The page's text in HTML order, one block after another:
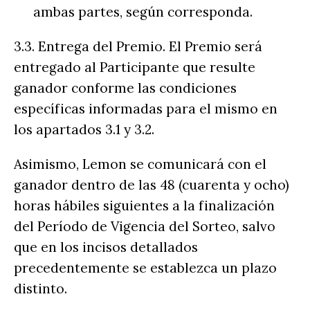
ambas partes, según corresponda.
3.3. Entrega del Premio. El Premio será
entregado al Participante que resulte
ganador conforme las condiciones
específicas informadas para el mismo en
los apartados 3.1 y 3.2.
Asimismo, Lemon se comunicará con el
ganador dentro de las 48 (cuarenta y ocho)
horas hábiles siguientes a la finalización
del Período de Vigencia del Sorteo, salvo
que en los incisos detallados
precedentemente se establezca un plazo
distinto.